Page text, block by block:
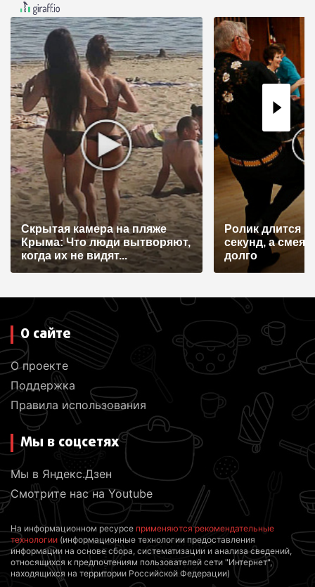
а
ц
и
я
п
о
з
а
п
и
с
я
Скрытая камера на пляже
Крыма: Что люди вытворяют,
когда их не видят...
Ролик длится
секунд, а
долго
О сайте
О проекте
Поддержка
Правила использования
Мы в соцсетях
Мы в Яндекс.Дзен
Смотрите нас на Youtube
На информационном ресурсе применяются рекомендательные
технологии (информационные технологии предоставления
информации на основе сбора, систематизации и анализа сведений,
относящихся к предпочтениям пользователей сети "Интернет",
находящихся на территории Российской Федерации)